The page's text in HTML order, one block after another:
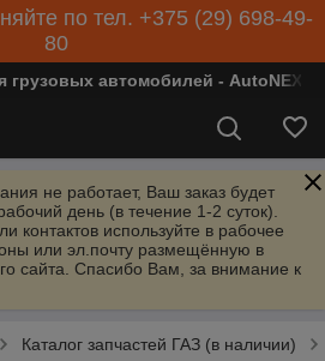
по тел. +375 (29) 698-49-
80
грузовых автомобилей - AutoNEXT
не работает, Ваш заказ будет
день (в течение 1-2 суток).
контактов используйте в рабочее
или эл.почту размещённую в
сайта. Спасибо Вам, за внимание к
Каталог запчастей ГАЗ (в наличии)